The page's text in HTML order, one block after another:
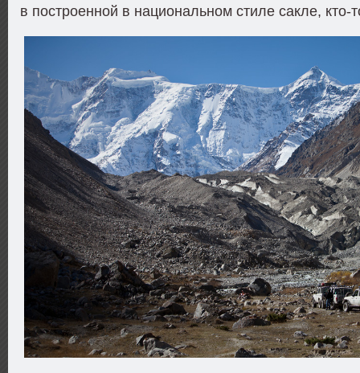
в построенной в национальном стиле сакле,